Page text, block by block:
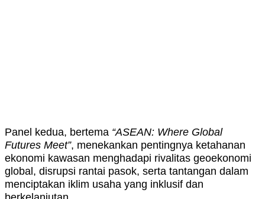
Panel kedua, bertema “ASEAN: Where Global
Futures Meet”, menekankan pentingnya ketahanan
ekonomi kawasan menghadapi rivalitas geoekonomi
global, disrupsi rantai pasok, serta tantangan dalam
menciptakan iklim usaha yang inklusif dan